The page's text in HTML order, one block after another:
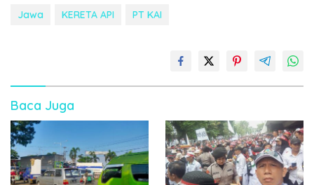
Jawa KERETA API PT KAI
Baca Juga